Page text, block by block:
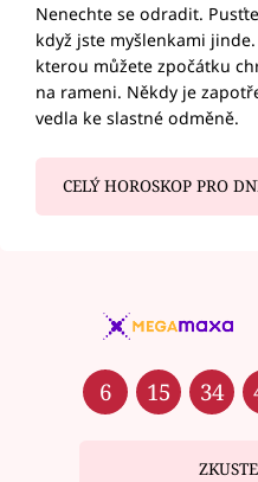
Nenechte se odradit.
když jste myšlenkami
kterou můžete zpočátku
na rameni. Někdy je
vedla ke slastné odměně.
CELÝ HOROSKOP PRO
6 15 34